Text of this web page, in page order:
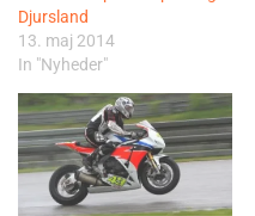
Djursland
13. maj 2014
In "Nyheder"